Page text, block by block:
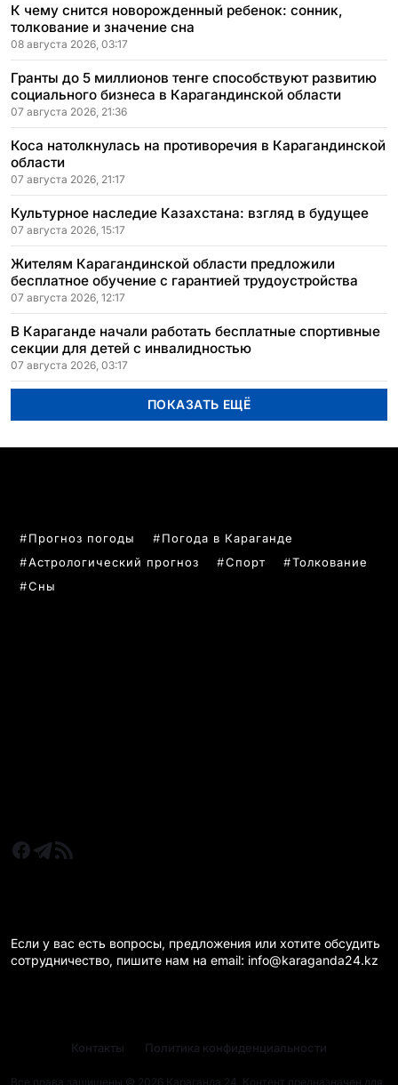
К чему снится новорожденный ребенок: сонник,
толкование и значение сна
08 августа 2026, 03:17
Гранты до 5 миллионов тенге способствуют развитию
социального бизнеса в Карагандинской области
07 августа 2026, 21:36
Коса натолкнулась на противоречия в Карагандинской
области
07 августа 2026, 21:17
Культурное наследие Казахстана: взгляд в будущее
07 августа 2026, 15:17
Жителям Карагандинской области предложили
бесплатное обучение с гарантией трудоустройства
07 августа 2026, 12:17
В Караганде начали работать бесплатные спортивные
секции для детей с инвалидностью
07 августа 2026, 03:17
ПОКАЗАТЬ ЕЩЁ
Прогноз погоды
Погода в Караганде
Астрологический прогноз
Спорт
Толкование
Сны
Если у вас есть вопросы, предложения или хотите обсудить
сотрудничество, пишите нам на email: info@karaganda24.kz
Все права защищены © 2026 Караганда 24. Контент предназначен для
Контакты Политика конфиденциальности